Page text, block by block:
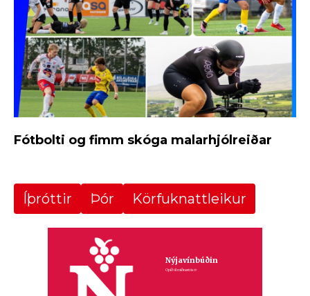
Fótbolti og fimm skóga malarhjólreiðar
Íþróttir Þór Körfuknattleikur